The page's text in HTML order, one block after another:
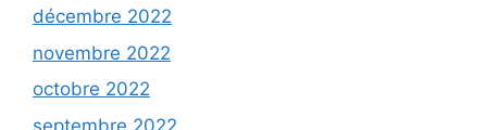
décembre 2022
novembre 2022
octobre 2022
septembre 2022